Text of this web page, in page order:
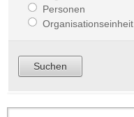
Personen
Organisationseinheit